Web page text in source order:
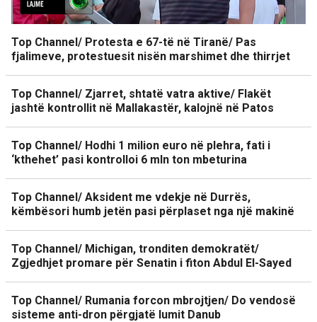
Top Channel/ Protesta e 67-të në Tiranë/ Pas
fjalimeve, protestuesit nisën marshimet dhe thirrjet
Top Channel/ Zjarret, shtatë vatra aktive/ Flakët
jashtë kontrollit në Mallakastër, kalojnë në Patos
Top Channel/ Hodhi 1 milion euro në plehra, fati i
‘kthehet’ pasi kontrolloi 6 mln ton mbeturina
Top Channel/ Aksident me vdekje në Durrës,
këmbësori humb jetën pasi përplaset nga një makinë
Top Channel/ Michigan, tronditen demokratët/
Zgjedhjet promare për Senatin i fiton Abdul El-Sayed
Top Channel/ Rumania forcon mbrojtjen/ Do vendosë
sisteme anti-dron përgjatë lumit Danub